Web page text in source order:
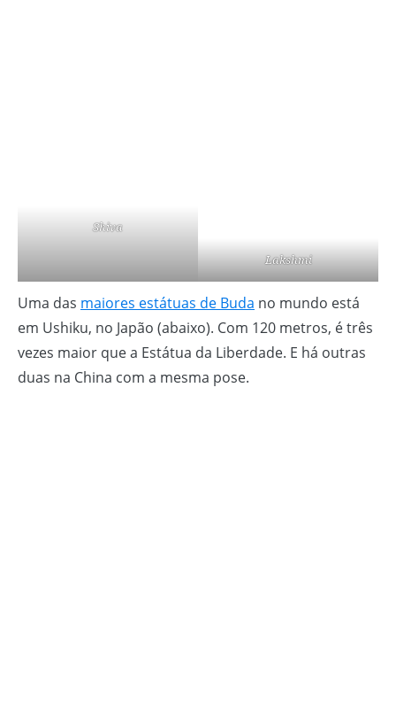
Shiva
Lakshmi
Uma das maiores estátuas de Buda no mundo está
em Ushiku, no Japão (abaixo). Com 120 metros, é três
vezes maior que a Estátua da Liberdade. E há outras
duas na China com a mesma pose.